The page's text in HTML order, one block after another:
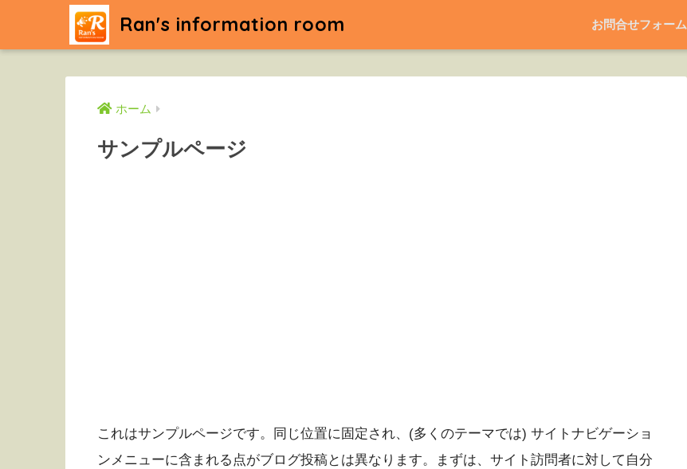
Ran's information room お問合せフォーム
ホーム
サンプルページ
これはサンプルページです。同じ位置に固定され、(多くのテーマでは) サイトナビゲーショ
ンメニューに含まれる点がブログ投稿とは異なります。まずは、サイト訪問者に対して自分